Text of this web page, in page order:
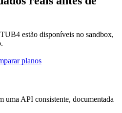
estão disponíveis no sandbox,
planos
uma API consistente, documentada